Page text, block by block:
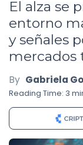
El alza se
entorno
y señales
mercados
By Gabriela
Reading Time: 3